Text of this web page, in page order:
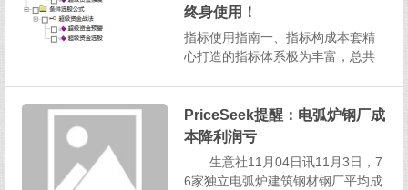
终身使用！
指标使用指南一、指标构成本套精
心打造的指标体系极为丰富，总共
标，总计7个指标，为投资者提供全
方位的股市分析视角。二、选股指
辑：该选股指标筛选出的股票需...
PriceSeek提醒：电弧炉钢厂成
本降利润亏
生意社11月04日讯11月3日，7
6家独立电弧炉建筑钢材钢厂平均成